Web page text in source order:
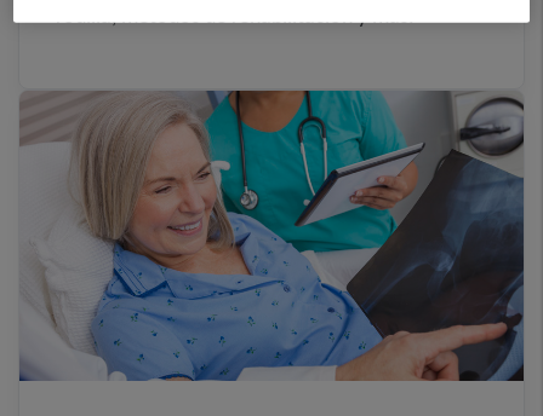
rodilla, métodos de rehabilitación y más.